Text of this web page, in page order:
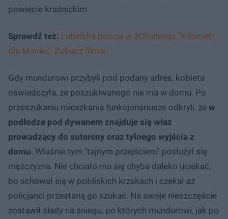
powiecie kraśnickim.
Sprawdź też: Lubelska policja w #Challenge "Kilometr
dla Moniki". Zobacz filmik
Gdy mundurowi przybyli pod podany adres, kobieta
oświadczyła, że poszukiwanego nie ma w domu. Po
przeszukaniu mieszkania funkcjonariusze odkryli, że w
podłodze pod dywanem znajduje się właz
prowadzący do sutereny oraz tylnego wyjścia z
domu. Właśnie tym "tajnym przejściem" posłużył się
mężczyzna. Nie chciało mu się chyba daleko uciekać,
bo schował się w pobliskich krzakach i czekał aż
policjanci przestaną go szukać. Na swoje nieszczęście
zostawił ślady na śniegu, po których mundurowi, jak po